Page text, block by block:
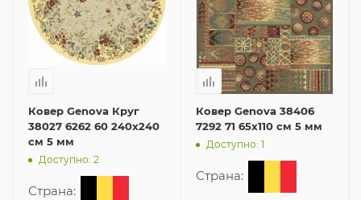
Ковер Genova Круг
38027 6262 60 240x240
см 5 мм
Доступно: 2
Страна:
Ковер Genova 38406
7292 71 65x110 см 5 мм
Доступно: 1
Страна: